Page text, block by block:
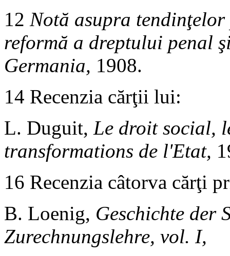
12 Notă asupra
reformă a dreptului penal
Germania, 1908.
14 Recenzia cărţii lui:
L. Duguit, Le droit social,
transformations de l'Etat,
16 Recenzia câtorva cărţi
B. Loenig, Geschichte der
Zurechnungslehre, vol. I,